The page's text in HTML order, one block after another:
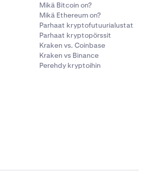
Mikä Bitcoin on?
Mikä Ethereum on?
Parhaat kryptofutuurialustat
Parhaat kryptopörssit
Kraken vs. Coinbase
Kraken vs Binance
Perehdy kryptoihin